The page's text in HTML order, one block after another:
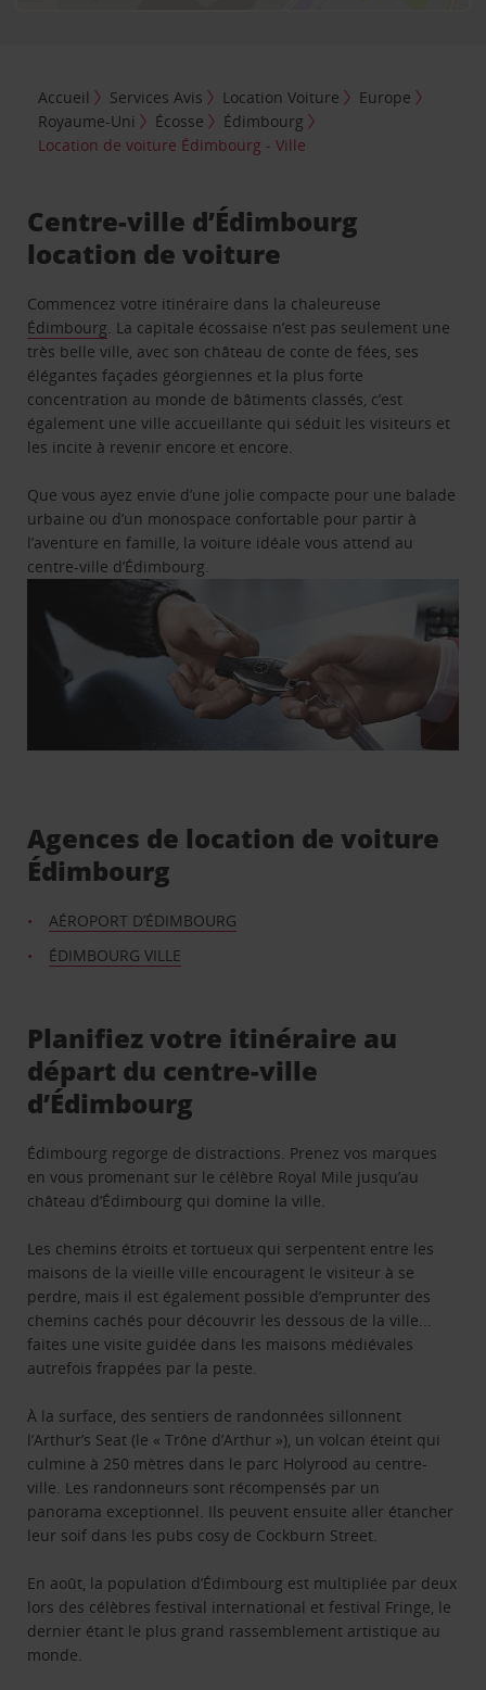
Accueil Services Avis Location Voiture
Europe
Royaume-Uni
Écosse
Édimbourg
Location de voiture Édimbourg - Ville
Centre-ville d’Édimbourg
location de voiture
Commencez votre itinéraire dans la chaleureuse
Édimbourg . La capitale écossaise n’est pas seulement une
très belle ville, avec son château de conte de fées, ses
élégantes façades géorgiennes et la plus forte
concentration au monde de bâtiments classés, c’est
également une ville accueillante qui séduit les visiteurs et
les incite à revenir encore et encore.
Que vous ayez envie d’une jolie compacte pour une balade
urbaine ou d’un monospace confortable pour partir à
l’aventure en famille, la voiture idéale vous attend au
centre-ville d’Édimbourg.
Agences de location de voiture
Édimbourg
AÉROPORT D’ÉDIMBOURG
ÉDIMBOURG VILLE
Planifiez votre itinéraire au
départ du centre-ville
d’Édimbourg
Édimbourg regorge de distractions. Prenez vos marques
en vous promenant sur le célèbre Royal Mile jusqu’au
château d’Édimbourg qui domine la ville.
Les chemins étroits et tortueux qui serpentent entre les
maisons de la vieille ville encouragent le visiteur à se
perdre, mais il est également possible d’emprunter des
chemins cachés pour découvrir les dessous de la ville...
faites une visite guidée dans les maisons médiévales
autrefois frappées par la peste.
À la surface, des sentiers de randonnées sillonnent
l’Arthur’s Seat (le « Trône d’Arthur »), un volcan éteint qui
culmine à 250 mètres dans le parc Holyrood au centre-
ville. Les randonneurs sont récompensés par un
panorama exceptionnel. Ils peuvent ensuite aller étancher
leur soif dans les pubs cosy de Cockburn Street.
En août, la population d’Édimbourg est multipliée par deux
lors des célèbres festival international et festival Fringe, le
dernier étant le plus grand rassemblement artistique au
monde.